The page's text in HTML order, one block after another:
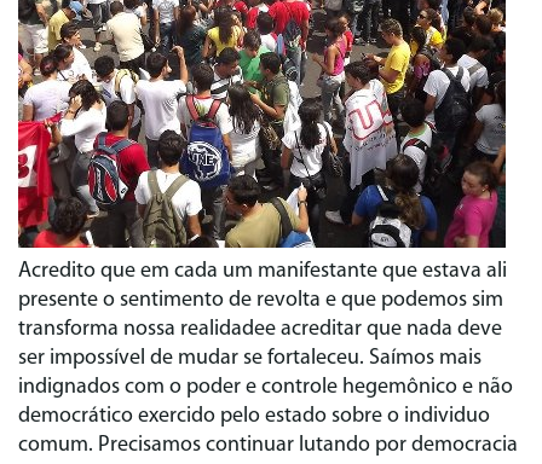
Acredito que em cada um manifestante que estava ali
presente o sentimento de revolta e que podemos sim
transforma nossa realidadee acreditar que nada deve
ser impossível de mudar se fortaleceu. Saímos mais
indignados com o poder e controle hegemônico e não
democrático exercido pelo estado sobre o individuo
comum. Precisamos continuar lutando por democracia